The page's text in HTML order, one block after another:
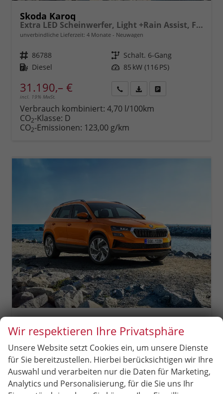
Skoda Karoq
Extra LED Scheinwerfer, Light +Rain Assist, Front + Lane 8" Entertainment, ESP mit ABS, MSR, ASR, EDS, HBA, DSR, RBS, MKB,Climatronic, Parksensoren, Sitzhzg., 17" ALU uvm.
unverbindliche Lieferzeit: 4 Monate Neuwagen
Fahrzeugnr. 86788 Getriebe Schalt. 6-Gang
Kraftstoff Diesel Leistung 85 kW (116 PS)
31.190,– €
incl. 19% MwSt.
anfordern
Datei,
Verbrauch kombiniert: 4,70 l/100km
CO2-Klasse: D
CO2-Emissionen: 123,00 g/km
Fahrzeugnr. 86786 Getriebe Schalt. 6-Gang
Kraftstoff Benzin Leistung 110 kW (150 PS)
Wir respektieren Ihre Privatsphäre
Unsere Website setzt Cookies ein, um unsere Dienste
für Sie bereitzustellen. Hierbei berücksichtigen wir Ihre
Auswahl und verarbeiten nur die Daten für Marketing,
Analytics und Personalisierung, für die Sie uns Ihr